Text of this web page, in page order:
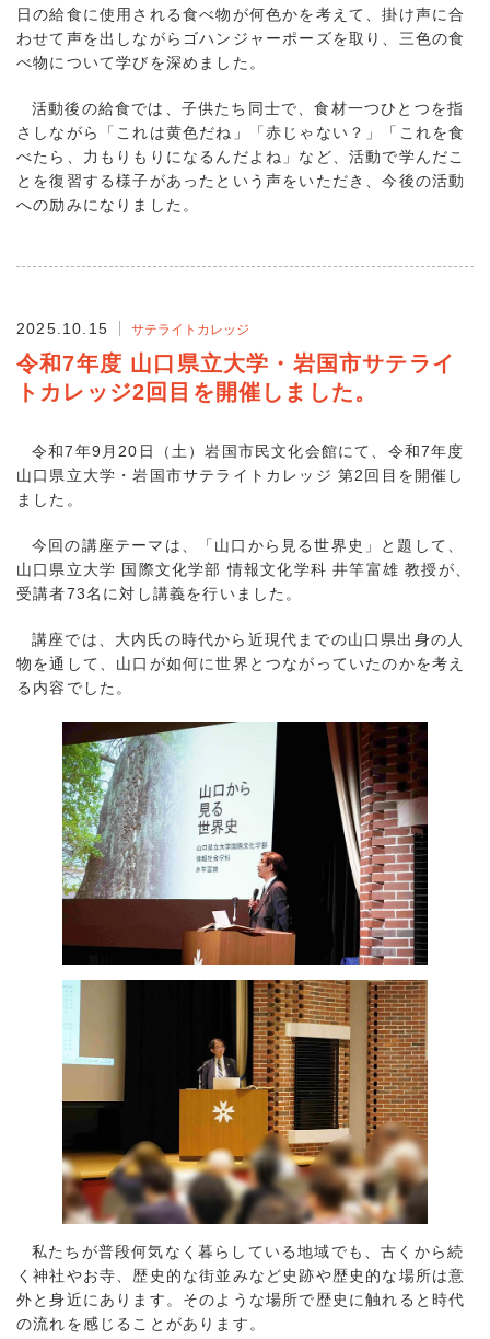
日の給食に使用される食べ物が何色かを考えて、掛け声に合
わせて声を出しながらゴハンジャーポーズを取り、三色の食
べ物について学びを深めました。
活動後の給食では、子供たち同士で、食材一つひとつを指
さしながら「これは黄色だね」「赤じゃない？」「これを食
べたら、力もりもりになるんだよね」など、活動で学んだこ
とを復習する様子があったという声をいただき、今後の活動
への励みになりました。
2025.10.15 サテライトカレッジ
令和7年度 山口県立大学・岩国市サテライ
トカレッジ2回目を開催しました。
令和7年9月20日（土）岩国市民文化会館にて、令和7年度
山口県立大学・岩国市サテライトカレッジ 第2回目を開催し
ました。
今回の講座テーマは、「山口から見る世界史」と題して、
山口県立大学 国際文化学部 情報文化学科 井竿富雄 教授が、
受講者73名に対し講義を行いました。
講座では、大内氏の時代から近現代までの山口県出身の人
物を通して、山口が如何に世界とつながっていたのかを考え
る内容でした。
私たちが普段何気なく暮らしている地域でも、古くから続
く神社やお寺、歴史的な街並みなど史跡や歴史的な場所は意
外と身近にあります。そのような場所で歴史に触れると時代
の流れを感じることがあります。